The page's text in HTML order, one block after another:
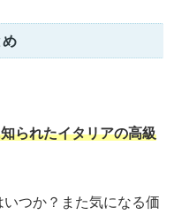
め
られたイタリアの高級
つか？また気になる価